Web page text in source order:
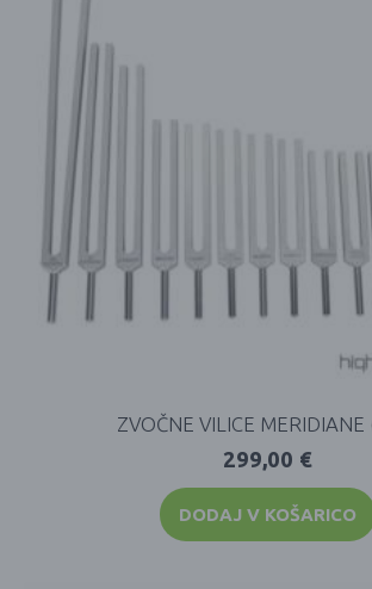
ZVOČNE VILICE MERIDIANE
299,00 €
DODAJ V KOŠARICO